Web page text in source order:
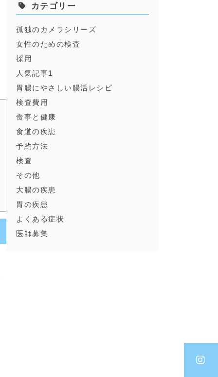
カテゴリー
孤独のカメラシリーズ
女性のための検査
採用
人気記事1
胃腸にやさしい腸活レシピ
検査費用
食事と健康
食道の疾患
予約方法
検査
その他
大腸の疾患
胃の疾患
よくある症状
医師募集